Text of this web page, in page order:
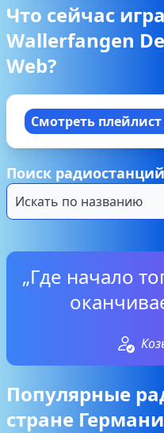
Что сейчас
Wallerfangen
Web?
Смотреть плейлист
Поиск радиостанций
„Где начало
Популярные
стране